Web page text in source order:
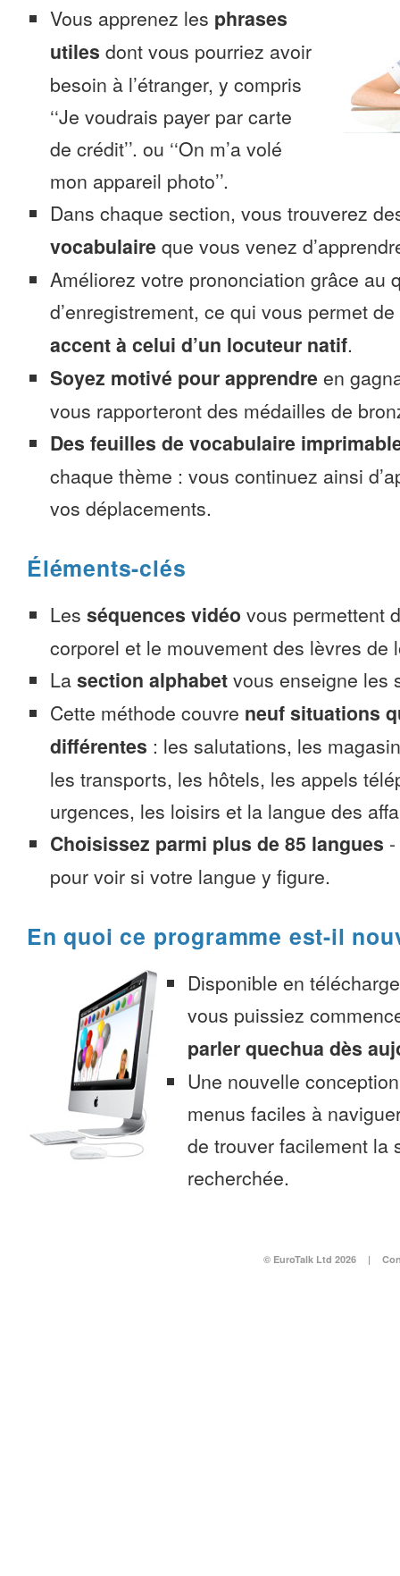
Vous apprenez les phrases
utiles dont vous pourriez avoir
besoin à l’étranger, y compris
‘‘Je voudrais payer par carte
de crédit’’. ou ‘‘On m’a volé
mon appareil photo’’.
Dans chaque section, vous trouverez
vocabulaire que vous venez
Améliorez votre prononciation grâce au
d’enregistrement, ce qui vous permet de
accent à celui d’un locuteur natif.
Soyez motivé pour apprendre en
vous rapporteront des médailles de
Des feuilles de vocabulaire
chaque thème : vous continuez ainsi
vos déplacements.
Éléments-clés
Les séquences vidéo vous permettent
corporel et le mouvement des lèvres de
La section alphabet vous enseigne les
Cette méthode couvre neuf situations
différentes : les salutations, les
les transports, les hôtels, les appels
urgences, les loisirs et la langue des
Choisissez parmi plus de 85 langues -
pour voir si votre langue y figure.
En quoi ce programme est-il
Disponible en
vous puissiez
parler quechua dès
Une nouvelle
menus faciles à
de trouver facilement la
recherchée.
© EuroTalk Ltd 2026 |